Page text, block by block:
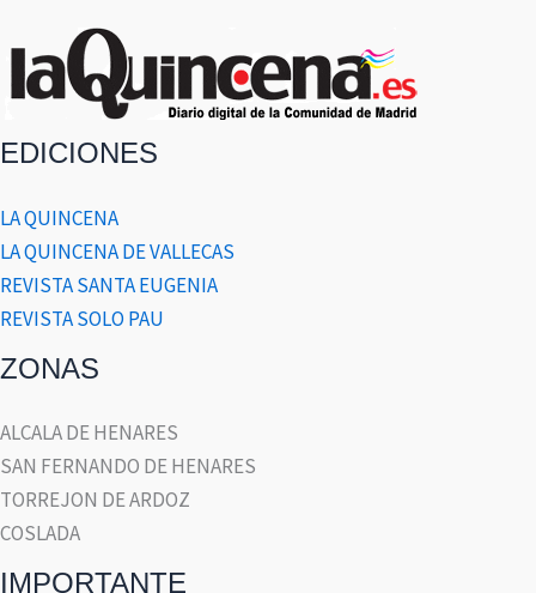
EDICIONES
LA QUINCENA
LA QUINCENA DE VALLECAS
REVISTA SANTA EUGENIA
REVISTA SOLO PAU
ZONAS
ALCALA DE HENARES
SAN FERNANDO DE HENARES
TORREJON DE ARDOZ
COSLADA
IMPORTANTE